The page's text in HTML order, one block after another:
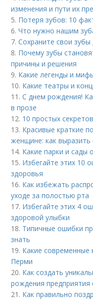
изменения и пути их
5. Потеря зубов: 10
6.Что нужно нашим
7.Сохраните свои
8. Почему зубы
причины и решения
9. Какие легенды и
10. Какие театры и
11.С днем рождения!
в прозе
12. 10 простых
13. Красивые краткие
женщине: как выразить
14. Какие парки и сады
15. Избегайте этих 10
здоровья
16. Как избежать
уходе за полостью рта
17. Избегайте этих 4
здоровой улыбки
18. Типичные ошибки
знать
19. Какие современные
Перми
20. Как создать
рождения предприятия
21. Как правильно